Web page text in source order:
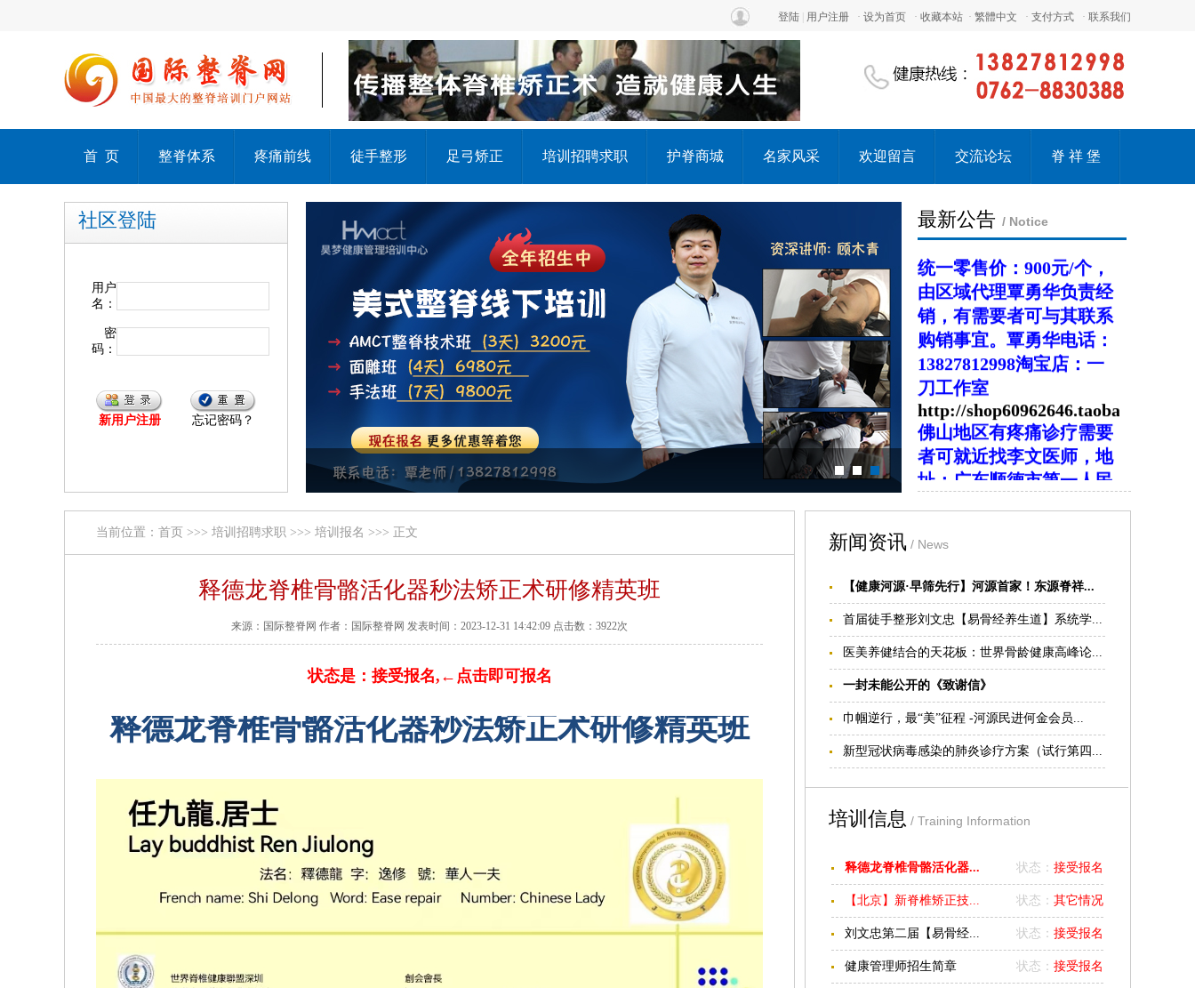
登陆 用户注册 · 设为首页 · 收藏本站 · 繁體中文 · 支付方式 · 联系我们
首 页 整脊体系 疼痛前线 徒手整形 足弓矫正 培训招聘求职 护脊商城 名家风采 欢迎留言 交流论坛 脊 祥 堡
社区登陆
用户
名：
密
码：
新用户注册 忘记密码？
最新公告 / Notice
2.提供深入、完整的疼痛
我们的愿景： 国际整脊网
致力于成为您医生职业生
我们的理念： 专业、诚
信、便捷
喜讯：记忆液晶颈椎保健
枕头已经火爆上市！全国
统一零售价：900
由区域代理覃勇华负责经
销，有需要者可与其联系
购销事宜。覃勇华电话：
13827812998淘宝店：一
刀工作室
http://shop60962646.taobao.com/
佛山地区有疼痛诊疗需要
者可就近找李文医师，地
址：广东顺德市第一人民
医院门诊部2楼疼痛科，
电话：13068660663。
江西南昌地区可与胡火星
医师联系：电话
江西赣州地区可与张凌喜
医师联系：电话
13707971702
当前位置： 首页 >>> 培训招聘求职 >>> 培训报名 >>> 正文
释德龙脊椎骨骼活化器秒法矫正术研修精英班
来源：国际整脊网 作者：国际整脊网 发表时间：2023-12-31 14:42:09 点击数：3922次
状态是：接受报名,←点击即可报名
释德龙脊椎骨骼活化器秒法矫正术研修精英班
新闻资讯 / News
【健康河源·早筛先行】河源首家！东源脊祥...
首届徒手整形刘文忠【易骨经养生道】系统学...
医美养健结合的天花板：世界骨龄健康高峰论...
一封未能公开的《致谢信》
巾帼逆行，最“美”征程 -河源民进何金会员...
新型冠状病毒感染的肺炎诊疗方案（试行第四...
培训信息 / Training Information
状态： 接受报名
释德龙脊椎骨骼活化器...
状态： 其它情况
【北京】新脊椎矫正技...
状态： 接受报名
刘文忠第二届【易骨经...
状态： 接受报名
健康管理师招生简章